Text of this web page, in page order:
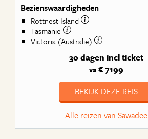
Bezienswaardigheden
Rottnest Island
Tasmanië
Victoria (Australië)
30 dagen incl ticket
va € 7199
BEKIJK DEZE REIS
Alle reizen van Sawadee